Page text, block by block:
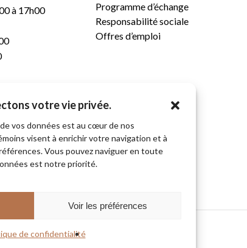
votre vie privée.
vos données est au cœur de nos
visent à enrichir votre navigation et à
Vous pouvez naviguer en toute
est notre priorité.
Voir les préférences
de confidentialité
à 17h00
Programme d’échange
Responsabilité sociale
Offres d’emploi
& SKI. Tous droits réservés.